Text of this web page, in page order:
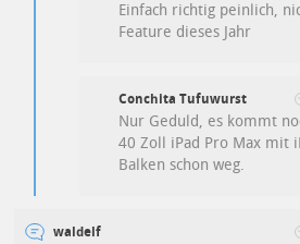
Einfach richtig peinlich,
Feature dieses Jahr
Conchita Tufuwurst
Nur Geduld, es kommt
40 Zoll iPad Pro Max mit
Balken schon weg.
waldelf